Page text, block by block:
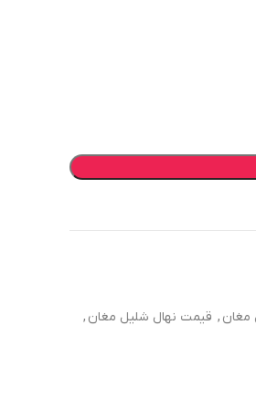
مغان , قیمت نهال شلیل مغان ,